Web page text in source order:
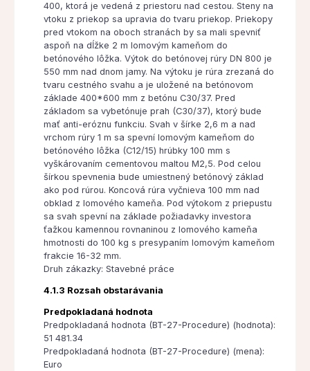
400, ktorá je vedená z priestoru nad cestou. Steny na
vtoku z priekop sa upravia do tvaru priekop. Priekopy
pred vtokom na oboch stranách by sa mali spevniť
aspoň na dĺžke 2 m lomovým kameňom do
betónového lôžka. Výtok do betónovej rúry DN 800 je
550 mm nad dnom jamy. Na výtoku je rúra zrezaná do
tvaru cestného svahu a je uložené na betónovom
základe 400*600 mm z betónu C30/37. Pred
základom sa vybetónuje prah (C30/37), ktorý bude
mať anti-eróznu funkciu. Svah v šírke 2,6 m a nad
vrchom rúry 1 m sa spevní lomovým kameňom do
betónového lôžka (C12/15) hrúbky 100 mm s
vyškárovaním cementovou maltou M2,5. Pod celou
šírkou spevnenia bude umiestnený betónový základ
ako pod rúrou. Koncová rúra vyčnieva 100 mm nad
obklad z lomového kameňa. Pod výtokom z priepustu
sa svah spevní na základe požiadavky investora
ťažkou kamennou rovnaninou z lomového kameňa
hmotnosti do 100 kg s presypaním lomovým kameňom
frakcie 16-32 mm.
Druh zákazky: Stavebné práce
4.1.3 Rozsah obstarávania
Predpokladaná hodnota
Predpokladaná hodnota (BT-27-Procedure) (hodnota):
51 481.34
Predpokladaná hodnota (BT-27-Procedure) (mena):
Euro